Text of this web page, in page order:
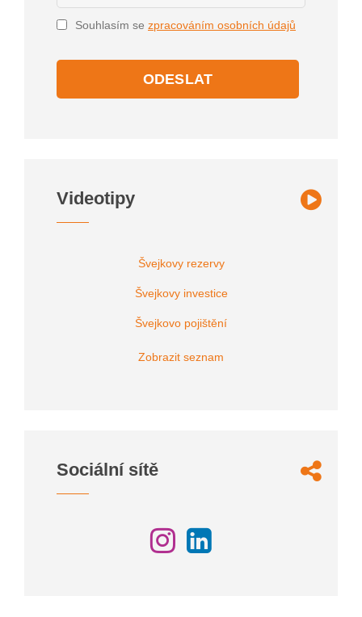
Souhlasím se zpracováním osobních údajů
ODESLAT
Videotipy
Švejkovy rezervy
Švejkovy investice
Švejkovo pojištění
Zobrazit seznam
Sociální sítě